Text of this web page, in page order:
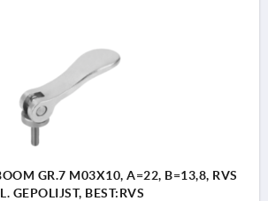
GR.7 M03X10, A=22, B=13,8, RVS
GEPOLIJST, BEST:RVS